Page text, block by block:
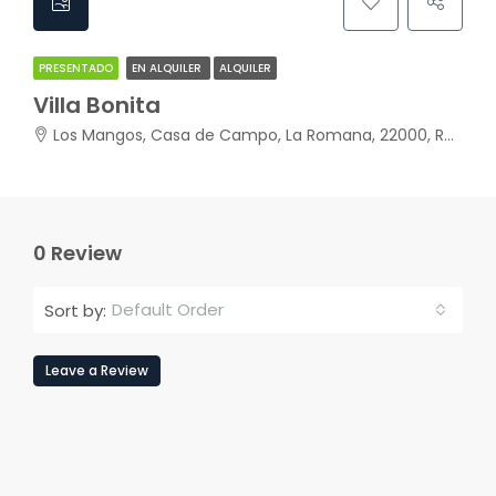
PRESENTADO EN ALQUILER ALQUILER
Villa Bonita
Los Mangos, Casa de Campo, La Romana, 22000, República Dominicana
0 Review
Sort by: Default Order
Leave a Review